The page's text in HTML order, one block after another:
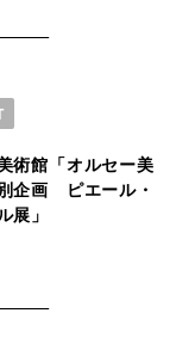
術館「オルセー美
企画 ピエール・
展」